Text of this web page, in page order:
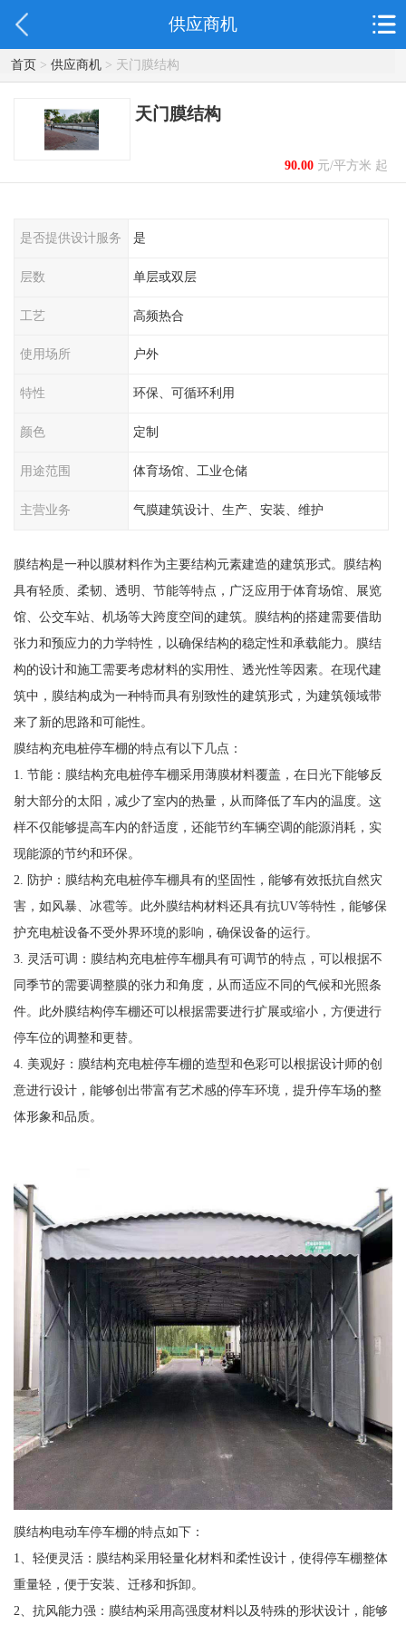
供应商机
首页> 供应商机> 天门膜结构
天门膜结构
90.00元/平方米 起
是否提供设计服务 是
层数 单层或双层
工艺 高频热合
使用场所 户外
特性 环保、可循环利用
颜色 定制
用途范围 体育场馆、工业仓储
主营业务 气膜建筑设计、生产、安装、维护
膜结构是一种以膜材料作为主要结构元素建造的建筑形式。膜结构
具有轻质、柔韧、透明、节能等特点，广泛应用于体育场馆、展览
馆、公交车站、机场等大跨度空间的建筑。膜结构的搭建需要借助
张力和预应力的力学特性，以确保结构的稳定性和承载能力。膜结
构的设计和施工需要考虑材料的实用性、透光性等因素。在现代建
筑中，膜结构成为一种特而具有别致性的建筑形式，为建筑领域带
来了新的思路和可能性。
膜结构充电桩停车棚的特点有以下几点：
1. 节能：膜结构充电桩停车棚采用薄膜材料覆盖，在日光下能够反
射大部分的太阳，减少了室内的热量，从而降低了车内的温度。这
样不仅能够提高车内的舒适度，还能节约车辆空调的能源消耗，实
现能源的节约和环保。
2. 防护：膜结构充电桩停车棚具有的坚固性，能够有效抵抗自然灾
害，如风暴、冰雹等。此外膜结构材料还具有抗UV等特性，能够保
护充电桩设备不受外界环境的影响，确保设备的运行。
3. 灵活可调：膜结构充电桩停车棚具有可调节的特点，可以根据不
同季节的需要调整膜的张力和角度，从而适应不同的气候和光照条
件。此外膜结构停车棚还可以根据需要进行扩展或缩小，方便进行
停车位的调整和更替。
4. 美观好：膜结构充电桩停车棚的造型和色彩可以根据设计师的创
意进行设计，能够创出带富有艺术感的停车环境，提升停车场的整
体形象和品质。
膜结构电动车停车棚的特点如下：
1、轻便灵活：膜结构采用轻量化材料和柔性设计，使得停车棚整体
重量轻，便于安装、迁移和拆卸。
2、抗风能力强：膜结构采用高强度材料以及特殊的形状设计，能够